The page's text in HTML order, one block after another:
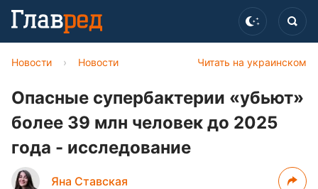
Читать на украинском
Новости › Новости
Опасные супербактерии «убьют»
более 39 млн человек до 2025
года - исследование
Яна Ставская